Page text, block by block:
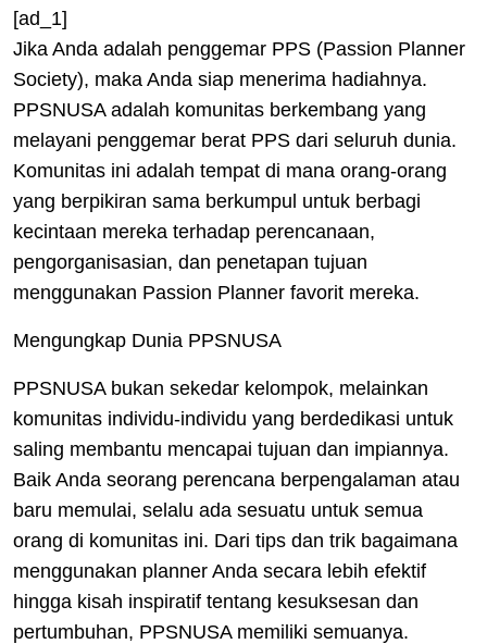
[ad_1]
Jika Anda adalah penggemar PPS (Passion Planner
Society), maka Anda siap menerima hadiahnya.
PPSNUSA adalah komunitas berkembang yang
melayani penggemar berat PPS dari seluruh dunia.
Komunitas ini adalah tempat di mana orang-orang
yang berpikiran sama berkumpul untuk berbagi
kecintaan mereka terhadap perencanaan,
pengorganisasian, dan penetapan tujuan
menggunakan Passion Planner favorit mereka.
Mengungkap Dunia PPSNUSA
PPSNUSA bukan sekedar kelompok, melainkan
komunitas individu-individu yang berdedikasi untuk
saling membantu mencapai tujuan dan impiannya.
Baik Anda seorang perencana berpengalaman atau
baru memulai, selalu ada sesuatu untuk semua
orang di komunitas ini. Dari tips dan trik bagaimana
menggunakan planner Anda secara lebih efektif
hingga kisah inspiratif tentang kesuksesan dan
pertumbuhan, PPSNUSA memiliki semuanya.